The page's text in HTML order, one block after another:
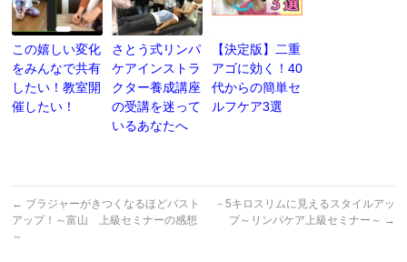
この嬉しい変化
をみんなで共有
したい！教室開
催したい！
さとう式リンパ
ケアインストラ
クター養成講座
の受講を迷って
いるあなたへ
【決定版】二重
アゴに効く！40
代からの簡単セ
ルフケア3選
← ブラジャーがきつくなるほどバスト
アップ！～富山 上級セミナーの感想
～
－5キロスリムに見えるスタイルアッ
プ～リンパケア上級セミナー～ →